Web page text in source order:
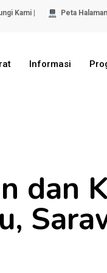
Kami | Peta Halaman |
Informasi
dan